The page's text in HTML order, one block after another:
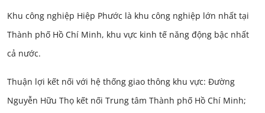
Khu công nghiệp Hiệp Phước là khu công nghiệp lớn nhất tại
Thành phố Hồ Chí Minh, khu vực kinh tế năng động bậc nhất
cả nước.
Thuận lợi kết nối với hệ thống giao thông khu vực: Đường
Nguyễn Hữu Thọ kết nối Trung tâm Thành phố Hồ Chí Minh;